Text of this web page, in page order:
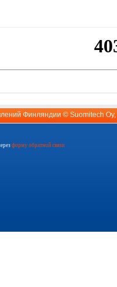
Финляндии © Suomitech Oy
форму обратной связи